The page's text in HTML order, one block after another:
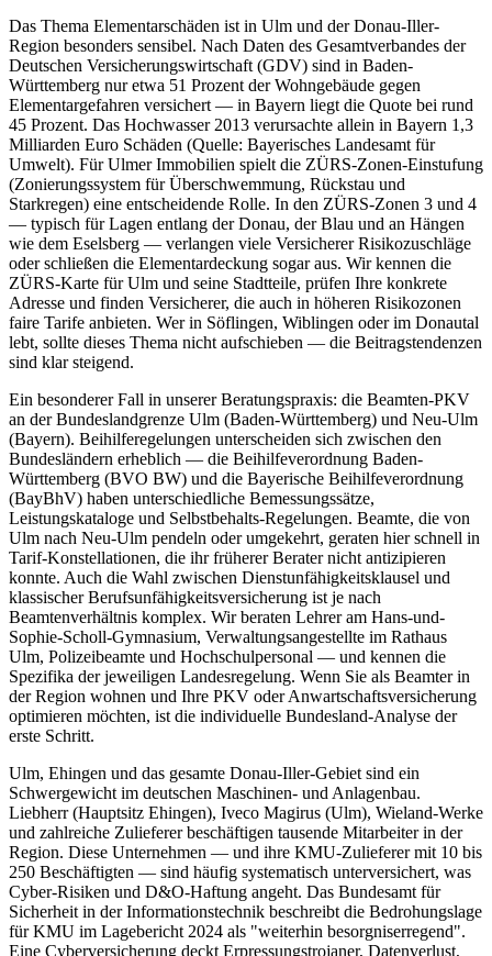
Das Thema Elementarschäden ist in Ulm und der Donau-Iller-
Region besonders sensibel. Nach Daten des Gesamtverbandes der
Deutschen Versicherungswirtschaft (GDV) sind in Baden-
Württemberg nur etwa 51 Prozent der Wohngebäude gegen
Elementargefahren versichert — in Bayern liegt die Quote bei rund
45 Prozent. Das Hochwasser 2013 verursachte allein in Bayern 1,3
Milliarden Euro Schäden (Quelle: Bayerisches Landesamt für
Umwelt). Für Ulmer Immobilien spielt die ZÜRS-Zonen-Einstufung
(Zonierungssystem für Überschwemmung, Rückstau und
Starkregen) eine entscheidende Rolle. In den ZÜRS-Zonen 3 und 4
— typisch für Lagen entlang der Donau, der Blau und an Hängen
wie dem Eselsberg — verlangen viele Versicherer Risikozuschläge
oder schließen die Elementardeckung sogar aus. Wir kennen die
ZÜRS-Karte für Ulm und seine Stadtteile, prüfen Ihre konkrete
Adresse und finden Versicherer, die auch in höheren Risikozonen
faire Tarife anbieten. Wer in Söflingen, Wiblingen oder im Donautal
lebt, sollte dieses Thema nicht aufschieben — die Beitragstendenzen
sind klar steigend.
Ein besonderer Fall in unserer Beratungspraxis: die Beamten-PKV
an der Bundeslandgrenze Ulm (Baden-Württemberg) und Neu-Ulm
(Bayern). Beihilferegelungen unterscheiden sich zwischen den
Bundesländern erheblich — die Beihilfeverordnung Baden-
Württemberg (BVO BW) und die Bayerische Beihilfeverordnung
(BayBhV) haben unterschiedliche Bemessungssätze,
Leistungskataloge und Selbstbehalts-Regelungen. Beamte, die von
Ulm nach Neu-Ulm pendeln oder umgekehrt, geraten hier schnell in
Tarif-Konstellationen, die ihr früherer Berater nicht antizipieren
konnte. Auch die Wahl zwischen Dienstunfähigkeitsklausel und
klassischer Berufsunfähigkeitsversicherung ist je nach
Beamtenverhältnis komplex. Wir beraten Lehrer am Hans-und-
Sophie-Scholl-Gymnasium, Verwaltungsangestellte im Rathaus
Ulm, Polizeibeamte und Hochschulpersonal — und kennen die
Spezifika der jeweiligen Landesregelung. Wenn Sie als Beamter in
der Region wohnen und Ihre PKV oder Anwartschaftsversicherung
optimieren möchten, ist die individuelle Bundesland-Analyse der
erste Schritt.
Ulm, Ehingen und das gesamte Donau-Iller-Gebiet sind ein
Schwergewicht im deutschen Maschinen- und Anlagenbau.
Liebherr (Hauptsitz Ehingen), Iveco Magirus (Ulm), Wieland-Werke
und zahlreiche Zulieferer beschäftigen tausende Mitarbeiter in der
Region. Diese Unternehmen — und ihre KMU-Zulieferer mit 10 bis
250 Beschäftigten — sind häufig systematisch unterversichert, was
Cyber-Risiken und D&O-Haftung angeht. Das Bundesamt für
Sicherheit in der Informationstechnik beschreibt die Bedrohungslage
für KMU im Lagebericht 2024 als "weiterhin besorgniserregend".
Eine Cyberversicherung deckt Erpressungstrojaner, Datenverlust,